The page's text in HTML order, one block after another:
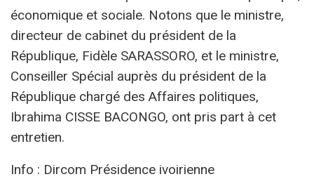
économique et sociale. Notons que le ministre,
directeur de cabinet du président de la
République, Fidèle SARASSORO, et le ministre,
Conseiller Spécial auprès du président de la
République chargé des Affaires politiques,
Ibrahima CISSE BACONGO, ont pris part à cet
entretien.
Info : Dircom Présidence ivoirienne